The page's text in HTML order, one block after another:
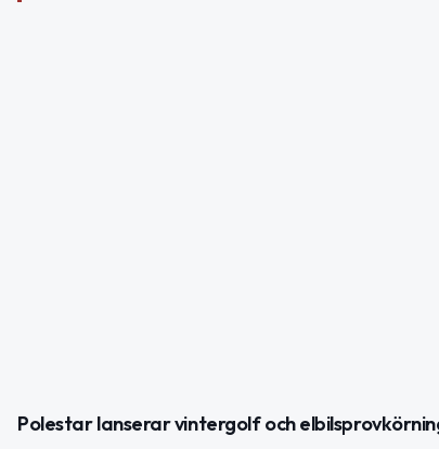
Polestar lanserar vintergolf och